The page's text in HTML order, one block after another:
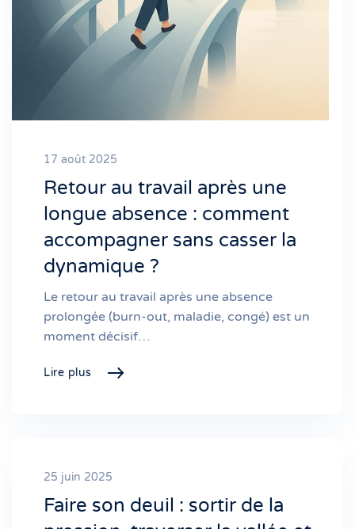
17 août 2025
Retour au travail après une
longue absence : comment
accompagner sans casser la
dynamique ?
Le retour au travail après une absence
prolongée (burn-out, maladie, congé) est un
moment décisif…
Lire plus
25 juin 2025
Faire son deuil : sortir de la